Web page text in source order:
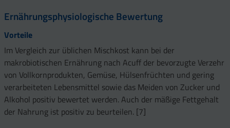
Ernährungsphysiologische Bewertung
Vorteile
Im Vergleich zur üblichen Mischkost kann bei der
makrobiotischen Ernährung nach Acuff der bevorzugte Verzehr
von Vollkornprodukten, Gemüse, Hülsenfrüchten und gering
verarbeiteten Lebensmittel sowie das Meiden von Zucker und
Alkohol positiv bewertet werden. Auch der mäßige Fettgehalt
der Nahrung ist positiv zu beurteilen. [7]